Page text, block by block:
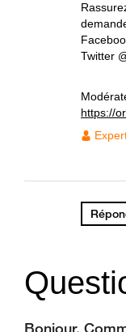
Twitter
https://
Bonjour.